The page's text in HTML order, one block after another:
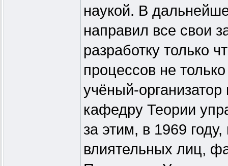
наукой. В
направил все свои
разработку только
процессов не
учёный-
кафедру Теории
за этим, в 1969
влиятельных лиц,